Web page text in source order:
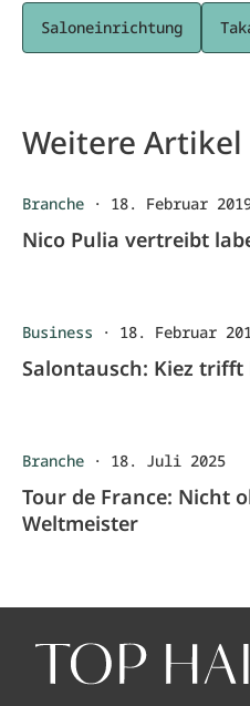
Saloneinrichtung
Weitere Artikel
Branche · 18. Februar
Nico Pulia vertreibt
Business · 18. Februar
Salontausch: Kiez
Branche · 18. Juli 2025
Tour de France: Nicht
Weltmeister